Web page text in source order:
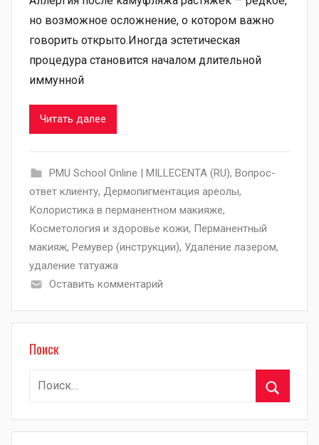
но возможное осложнение, о котором важно
говорить открыто.Иногда эстетическая
процедура становится началом длительной
иммунной
Читать далее
PMU School Online | MILLECENTA (RU), Вопрос-
ответ клиенту, Дермопигментация ареолы,
Колористика в перманентном макияже,
Косметология и здоровье кожи, Перманентный
макияж, Ремувер (инструкции), Удаление лазером,
удаление татуажа
Оставить комментарий
Поиск
Найти: